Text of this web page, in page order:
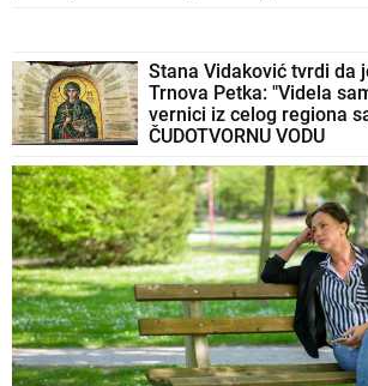
Stana Vidaković tvrdi da
Trnova Petka: "Videla
vernici iz celog regiona
ČUDOTVORNU VODU